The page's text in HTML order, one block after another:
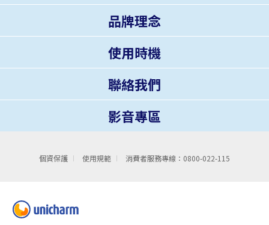
品牌理念
使用時機
聯絡我們
影音專區
個資保護 使用規範 消費者服務專線：0800-022-115